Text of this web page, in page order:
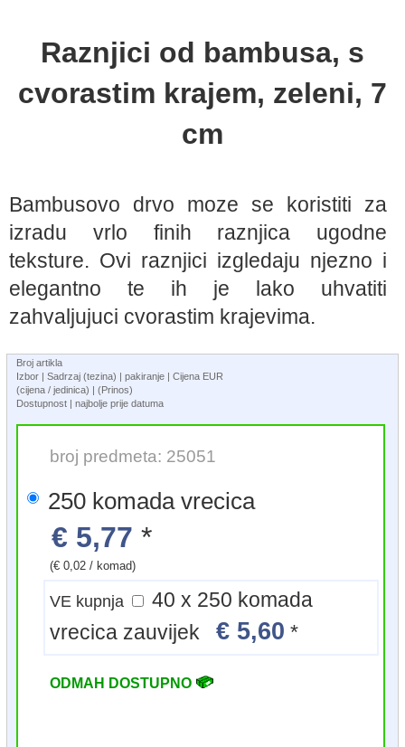
Raznjici od bambusa, s
cvorastim krajem, zeleni, 7
cm
Bambusovo drvo moze se koristiti za
izradu vrlo finih raznjica ugodne
teksture. Ovi raznjici izgledaju njezno i
elegantno te ih je lako uhvatiti
zahvaljujuci cvorastim krajevima.
Broj artikla
Izbor | Sadrzaj (tezina) | pakiranje | Cijena EUR
(cijena / jedinica) | (Prinos)
Dostupnost | najbolje prije datuma
broj predmeta: 25051
250 komada vrecica
€ 5,77 *
(€ 0,02 / komad)
VE kupnja
40 x 250 komada
vrecica zauvijek€ 5,60 *
ODMAH DOSTUPNO